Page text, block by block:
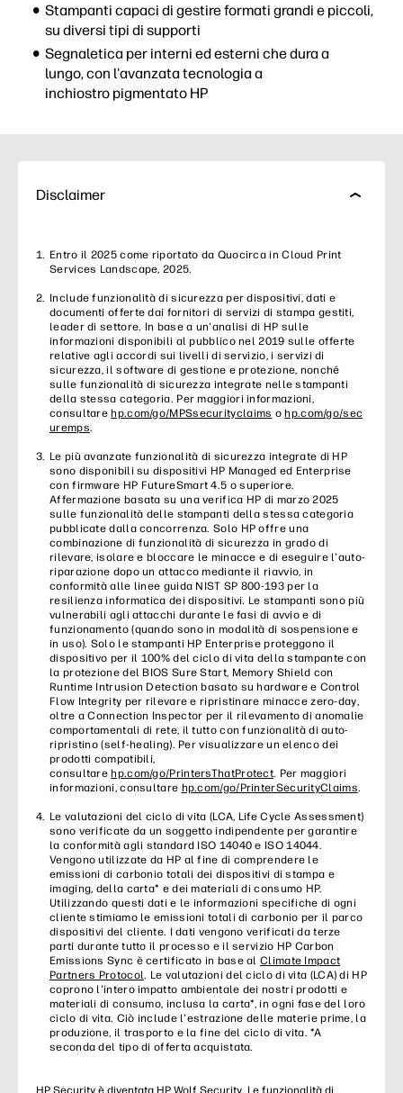
Stampanti capaci di gestire formati grandi e piccoli,
su diversi tipi di supporti
Segnaletica per interni ed esterni che dura a
lungo, con l'avanzata tecnologia a
inchiostro pigmentato HP
Disclaimer
Entro il 2025 come riportato da Quocirca in Cloud Print
Services Landscape, 2025.
Include funzionalità di sicurezza per dispositivi, dati e
documenti offerte dai fornitori di servizi di stampa gestiti,
leader di settore. In base a un'analisi di HP sulle
informazioni disponibili al pubblico nel 2019 sulle offerte
relative agli accordi sui livelli di servizio, i servizi di
sicurezza, il software di gestione e protezione, nonché
sulle funzionalità di sicurezza integrate nelle stampanti
della stessa categoria. Per maggiori informazioni,
consultarehp.com/go/MPSsecurityclaims ohp.com/go/sec
uremps.
Le più avanzate funzionalità di sicurezza integrate di HP
sono disponibili su dispositivi HP Managed ed Enterprise
con firmware HP FutureSmart 4.5 o superiore.
Affermazione basata su una verifica HP di marzo 2025
sulle funzionalità delle stampanti della stessa categoria
pubblicate dalla concorrenza. Solo HP offre una
combinazione di funzionalità di sicurezza in grado di
rilevare, isolare e bloccare le minacce e di eseguire l'auto-
riparazione dopo un attacco mediante il riavvio, in
conformità alle linee guida NIST SP 800-193 per la
resilienza informatica dei dispositivi. Le stampanti sono più
vulnerabili agli attacchi durante le fasi di avvio e di
funzionamento (quando sono in modalità di sospensione e
in uso). Solo le stampanti HP Enterprise proteggono il
dispositivo per il 100% del ciclo di vita della stampante con
la protezione del BIOS Sure Start, Memory Shield con
Runtime Intrusion Detection basato su hardware e Control
Flow Integrity per rilevare e ripristinare minacce zero-day,
oltre a Connection Inspector per il rilevamento di anomalie
comportamentali di rete, il tutto con funzionalità di auto-
ripristino (self-healing). Per visualizzare un elenco dei
prodotti compatibili,
consultarehp.com/go/PrintersThatProtect. Per maggiori
informazioni, consultare hp.com/go/PrinterSecurityClaims.
Le valutazioni del ciclo di vita (LCA, Life Cycle Assessment)
sono verificate da un soggetto indipendente per garantire
la conformità agli standard ISO 14040 e ISO 14044.
Vengono utilizzate da HP al fine di comprendere le
emissioni di carbonio totali dei dispositivi di stampa e
imaging, della carta* e dei materiali di consumo HP.
Utilizzando questi dati e le informazioni specifiche di ogni
cliente stimiamo le emissioni totali di carbonio per il parco
dispositivi del cliente. I dati vengono verificati da terze
parti durante tutto il processo e il servizio HP Carbon
Emissions Sync è certificato in base alClimate Impact
Partners Protocol . Le valutazioni del ciclo di vita (LCA) di HP
coprono l'intero impatto ambientale dei nostri prodotti e
materiali di consumo, inclusa la carta*, in ogni fase del loro
ciclo di vita. Ciò include l'estrazione delle materie prime, la
produzione, il trasporto e la fine del ciclo di vita. *A
seconda del tipo di offerta acquistata.
HP Security è diventata HP Wolf Security. Le funzionalità di